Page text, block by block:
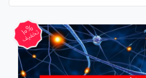
10%
تخفیف